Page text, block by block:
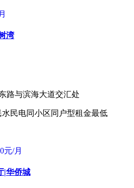
湾
路与滨海大道交汇处
水民电同小区同户型租金最低
|华侨城